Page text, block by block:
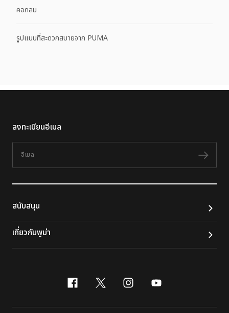
คอกลม
รูปแบบที่สะดวกสบายจาก PUMA
ลงทะเบียนอีเมล
ติดต
สนับสนุน
เกี่ยวกับพูม่า
facebook
x-twitter
instagram
youtube